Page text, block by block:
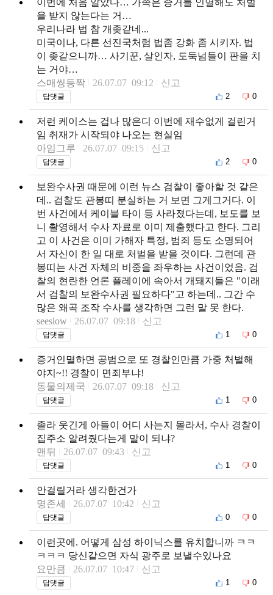
이번에 처음 알았다… 가족은 증거를 인멸해도 처벌
을 받지 않는다는 거…
우리나라 법 참 개좆같네...
미국이나, 다른 선진국처럼 법좀 강화 좀 시키자. 법
이 좆같으니까… 사기꾼, 살인자, 도둑넘들이 판을 치
는 거야…
스매씽등짝
26.07.07 09:12 신고
답댓글 2 0
저런 케이스는 겁나 많은디 이번에 재수없게 걸린거
임 취재가 시작되야 나오는 현실임
아임그루
26.07.07 09:15 신고
답댓글 2 0
보완수사권 때문에 이런 뉴스 검찰이 좋아할 것 같은
데.. 검찰도 관봉띠 분실하는 거 보면 그게그거다. 이
번 사건에서 케이블 타이 등 사라졌다는데, 보도를 보
니 촬영해서 수사 자료로 이미 제출했다고 한다. 그리
고 이 사건은 이미 가해자 특정, 범죄 등도 소명되어
서 자신이 한 일 대로 처벌을 받을 것이다. 그런데 관
봉띠는 사건 자체의 비중을 좌우하는 사건이었음. 검
찰의 현란한 언론 플레이에 속아서 개돼지들은 "이래
서 검찰의 보완수사권 필요하다"고 하는데.. 그간 수
많은 왜곡 조작 수사를 생각하면 그런 말 못 한다.
seeslow
26.07.07 09:18 신고
답댓글 1 0
증거인멸하면 공범으로 또 경찰인만큼 가중 처벌해
야지~!! 경찰이 면죄부냐!
동물의제국
26.07.07 09:18 신고
답댓글 1 0
졸라 웃긴게 아들이 어디 사는지 몰라서, 수사 경찰이
집주소 알려줬다는게 말이 되냐?
맨뒤
26.07.07 09:43 신고
답댓글 1 0
안걸릴거라 생각한건가
명존세
26.07.07 10:42 신고
답댓글 0 0
이런곳에. 어떻게 삼성 하이닉스를 유치합니까 ㅋㅋ
ㅋㅋㅋ 당신같으면 자식 광주로 보낼수있나요
요만큼
26.07.07 10:47 신고
답댓글 1 0